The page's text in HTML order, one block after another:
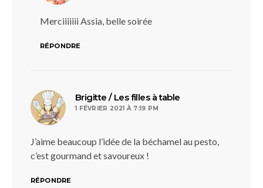
Merciiiiiii Assia, belle soirée
RÉPONDRE
Brigitte / Les filles à table
1 FÉVRIER 2021 À 7:19 PM
J’aime beaucoup l’idée de la béchamel au pesto,
c’est gourmand et savoureux !
RÉPONDRE